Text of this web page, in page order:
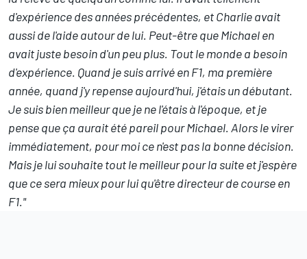
d'expérience des années précédentes, et Charlie avait
aussi de l'aide autour de lui. Peut-être que Michael en
avait juste besoin d'un peu plus. Tout le monde a besoin
d'expérience. Quand je suis arrivé en F1, ma première
année, quand j'y repense aujourd'hui, j'étais un débutant.
Je suis bien meilleur que je ne l'étais à l'époque, et je
pense que ça aurait été pareil pour Michael. Alors le virer
immédiatement, pour moi ce n'est pas la bonne décision.
Mais je lui souhaite tout le meilleur pour la suite et j'espère
que ce sera mieux pour lui qu'être directeur de course en
F1."